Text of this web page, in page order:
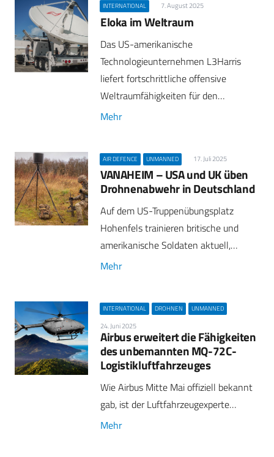
INTERNATIONAL 7. August 2025
Eloka im Weltraum
Das US-amerikanische
Technologieunternehmen L3Harris
liefert fortschrittliche offensive
Weltraumfähigkeiten für den…
Mehr
AIR DEFENCE UNMANNED 17. Juli 2025
VANAHEIM – USA und UK üben
Drohnenabwehr in Deutschland
Auf dem US-Truppenübungsplatz
Hohenfels trainieren britische und
amerikanische Soldaten aktuell,…
Mehr
INTERNATIONAL DROHNEN UNMANNED
24. Juni 2025
Airbus erweitert die Fähigkeiten
des unbemannten MQ-72C-
Logistikluftfahrzeuges
Wie Airbus Mitte Mai offiziell bekannt
gab, ist der Luftfahrzeugexperte…
Mehr